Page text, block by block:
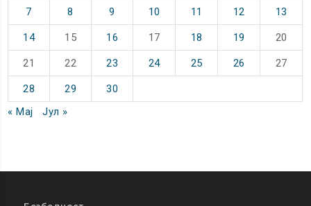
7 8 9 10 11 12 13
14 15 16 17 18 19 20
21 22 23 24 25 26 27
28 29
30
« Мај
Јул »